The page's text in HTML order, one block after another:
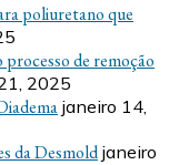
poliuretano que
de remoção
2025
janeiro 14,
da Desmold janeiro